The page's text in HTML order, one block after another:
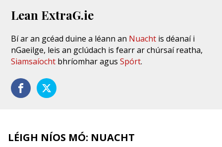
Lean ExtraG.ie
Bí ar an gcéad duine a léann an Nuacht is déanaí i
nGaeilge, leis an gclúdach is fearr ar chúrsaí reatha,
Siamsaíocht bhríomhar agusSpórt.
LÉIGH NÍOS MÓ: NUACHT